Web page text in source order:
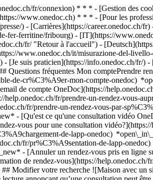
fr/connexion) * * * - [Gestion des
www.onedoc.ch) * * * - [Pour les
) - [Carrières](https://career.onedoc.ch/fr)
fer-ferritine/fribourg) - [IT](https://
fr/ "Retour à l'accueil") -
www.onedoc.ch/it/misurazione-del-
[Je suis praticien](https://info.onedoc.ch/fr/) -
Questions fréquentes Mon comptePrendre
de-cr%C3%A9er-mon-compte-onedoc)
de compte OneDoc](https://
help.onedoc.ch/fr/prendre-un-rendez-vous-
fr/prendre-un-rendez-vous-par-
- [Qu'est ce qu'une consultation vidéo
vous pour une consultation
de-lapp-onedoc)
fr/pr%C3%A9sentation-de-lapp-